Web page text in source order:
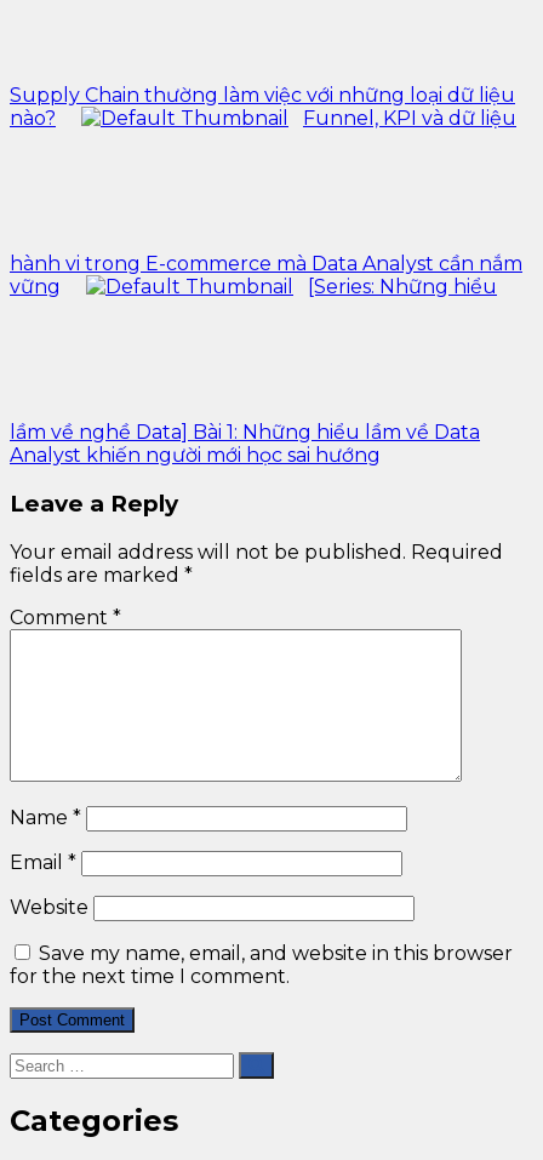
Supply Chain thường làm việc với những loại dữ liệu
nào?
Funnel, KPI và dữ liệu
hành vi trong E-commerce mà Data Analyst cần nắm
vững
[Series: Những hiểu
lầm về nghề Data] Bài 1: Những hiểu lầm về Data
Analyst khiến người mới học sai hướng
Leave a Reply
Your email address will not be published. Required
fields are marked *
Comment *
Name *
Email *
Website
Save my name, email, and website in this browser
for the next time I comment.
Categories